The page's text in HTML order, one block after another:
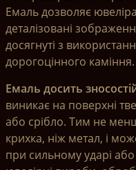
Емаль дозволяє
деталізовані
досягнуті з
дорогоцінного каміння.
Емаль досить
виникає на поверхні
або срібло. Тим не
крихка, ніж метал, і
при сильному ударі